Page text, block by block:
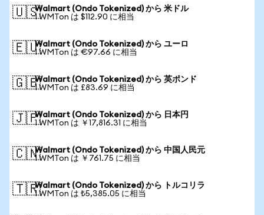
🇺🇸Walmart (Ondo Tokenized) から 米ドル
1 WMTon は $112.90 に相当
🇪🇺Walmart (Ondo Tokenized) から ユーロ
1 WMTon は €97.66 に相当
🇬🇧Walmart (Ondo Tokenized) から 英ポンド
1 WMTon は £83.69 に相当
🇯🇵Walmart (Ondo Tokenized) から 日本円
1 WMTon は ￥17,816.31 に相当
🇨🇳Walmart (Ondo Tokenized) から 中国人民元
1 WMTon は ￥761.75 に相当
🇹🇷Walmart (Ondo Tokenized) から トルコリラ
1 WMTon は ₺5,385.05 に相当